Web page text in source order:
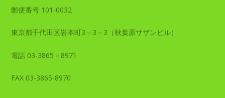
郵便番号 101-0032
東京都千代田区岩本町3－3－3（秋葉原サザンビル）
電話 03-3865－8971
FAX 03-3865-8970